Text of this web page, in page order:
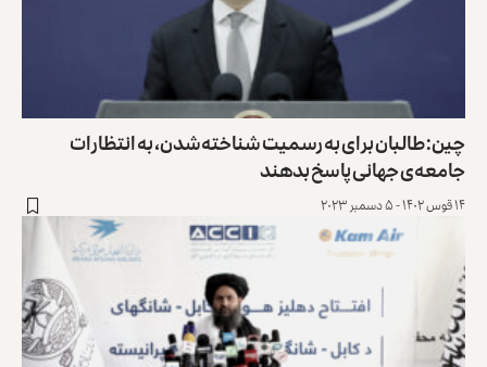
چین: طالبان برای به رسمیت شناخته‌شدن، به انتظارات
جامعه‌ی جهانی پاسخ بدهند
۱۴ قوس ۱۴۰۲ - ۵ دسمبر ۲۰۲۳